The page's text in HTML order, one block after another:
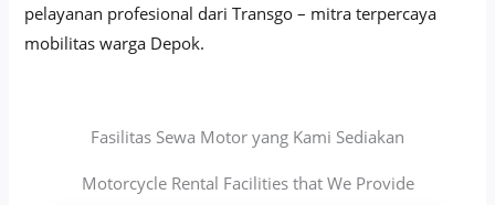
pelayanan profesional dari Transgo – mitra terpercaya
mobilitas warga Depok.
Fasilitas Sewa Motor yang Kami Sediakan
Motorcycle Rental Facilities that We Provide